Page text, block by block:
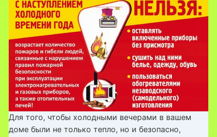
Для того, чтобы холодными вечерами в вашем
доме были не только тепло, но и безопасно,